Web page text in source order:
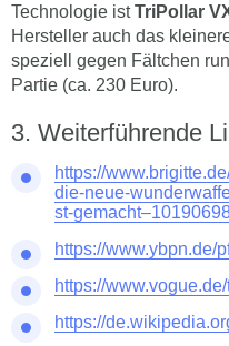
Technologie istTriPollar
Hersteller auch das
speziell gegen Fältchen
Partie (ca. 230 Euro).
Weiterführende
https://
die-neue-
st-
https://www.ybpn.de/
https://
https://